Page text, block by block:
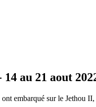
au 21 aout
embarqué sur le Jethou